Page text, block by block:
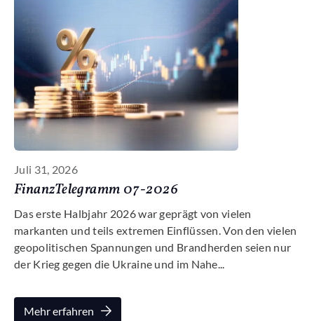
Juli 31, 2026
FinanzTelegramm 07-2026
Das erste Halbjahr 2026 war geprägt von vielen
markanten und teils extremen Einflüssen. Von den vielen
geopolitischen Spannungen und Brandherden seien nur
der Krieg gegen die Ukraine und im Nahe...
Mehr erfahren